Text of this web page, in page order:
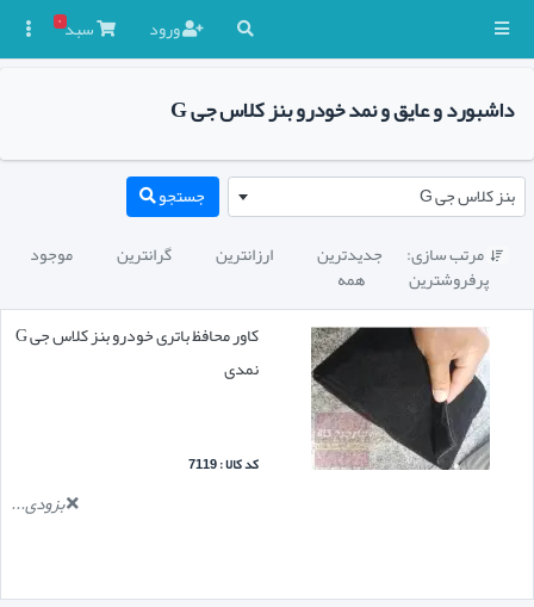
ورود سبد۰
داشبورد و عایق و نمد خودرو بنز کلاس جی G
بنز کلاس جی G جستجو
 مرتب سازی: جدیدترین ارزانترین گرانترین موجود
پرفروشترین
همه
کاور محافظ باتری خودرو بنز کلاس جی G
نمدی
کد کالا : 7119
بزودی...